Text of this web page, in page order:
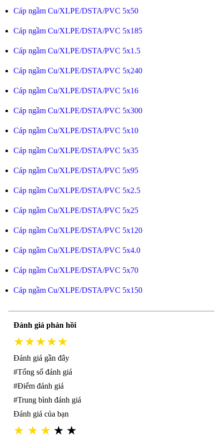
Cáp ngầm Cu/XLPE/DSTA/PVC 5x50
Cáp ngầm Cu/XLPE/DSTA/PVC 5x185
Cáp ngầm Cu/XLPE/DSTA/PVC 5x1.5
Cáp ngầm Cu/XLPE/DSTA/PVC 5x240
Cáp ngầm Cu/XLPE/DSTA/PVC 5x16
Cáp ngầm Cu/XLPE/DSTA/PVC 5x300
Cáp ngầm Cu/XLPE/DSTA/PVC 5x10
Cáp ngầm Cu/XLPE/DSTA/PVC 5x35
Cáp ngầm Cu/XLPE/DSTA/PVC 5x95
Cáp ngầm Cu/XLPE/DSTA/PVC 5x2.5
Cáp ngầm Cu/XLPE/DSTA/PVC 5x25
Cáp ngầm Cu/XLPE/DSTA/PVC 5x120
Cáp ngầm Cu/XLPE/DSTA/PVC 5x4.0
Cáp ngầm Cu/XLPE/DSTA/PVC 5x70
Cáp ngầm Cu/XLPE/DSTA/PVC 5x150
Đánh giá phản hồi
★★★★★
Đánh giá gần đây
#Tổng số đánh giá
#Điểm đánh giá
#Trung bình đánh giá
Đánh giá của bạn
★ ★ ★ ★ ★